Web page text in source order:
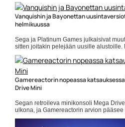
https://www.gamereactor.fi/uutiset/
Yleinen
Vanquishin ja Bayonettan
helmikuussa
Sega ja Platinum Games julkaisivat
sitten joitakin pelejään uusille alustoille.
viimeinkin tullut aika saada se
Vanquish... ]]> Lue koko artikkeli:
https://www.gamereactor.fi/uutiset/
Yleinen
Gamereactorin nopeassa
Drive Mini
Segan retroileva minikonsoli Mega
ulkona, ja Gamereactorin arvion pääsee
täällä. Nyt sama masiina on päätynyt